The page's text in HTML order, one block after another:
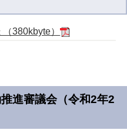
（380kbyte）
進審議会（令和2年2